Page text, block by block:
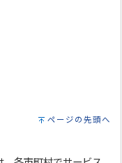
票（2回分）
ページの先頭へ